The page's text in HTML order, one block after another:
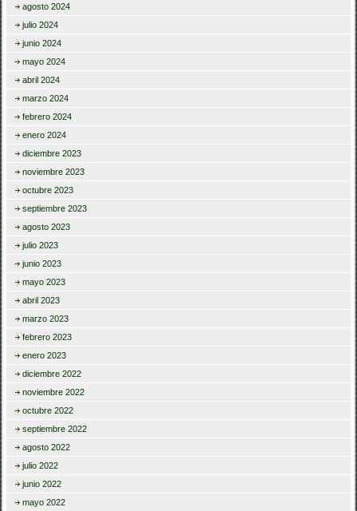
agosto 2024
julio 2024
junio 2024
mayo 2024
abril 2024
marzo 2024
febrero 2024
enero 2024
diciembre 2023
noviembre 2023
octubre 2023
septiembre 2023
agosto 2023
julio 2023
junio 2023
mayo 2023
abril 2023
marzo 2023
febrero 2023
enero 2023
diciembre 2022
noviembre 2022
octubre 2022
septiembre 2022
agosto 2022
julio 2022
junio 2022
mayo 2022